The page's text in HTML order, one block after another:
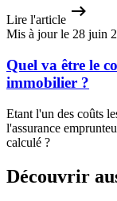
Lire l'article
Mis à jour le 28 juin
Quel va être le
immobilier ?
Etant l'un des coûts
l'assurance
calculé ?
Découvrir